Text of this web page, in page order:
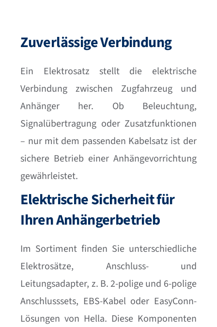
Zuverlässige Verbindung
Ein Elektrosatz stellt die elektrische
Verbindung zwischen Zugfahrzeug und
Anhänger her. Ob Beleuchtung,
Signalübertragung oder Zusatzfunktionen
– nur mit dem passenden Kabelsatz ist der
sichere Betrieb einer Anhängevorrichtung
gewährleistet.
Elektrische Sicherheit für
Ihren Anhängerbetrieb
Im Sortiment finden Sie unterschiedliche
Elektrosätze, Anschluss- und
Leitungsadapter, z. B. 2-polige und 6-polige
Anschlusssets, EBS-Kabel oder EasyConn-
Lösungen von Hella. Diese Komponenten